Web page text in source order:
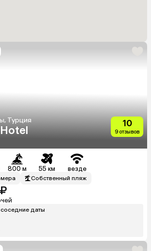
Турция 10
9 отзывов
800 м 55 км везде
Собственный пляж
даты